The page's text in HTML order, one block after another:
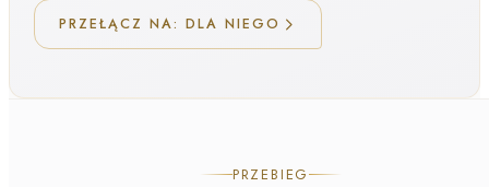
PRZEŁĄCZ NA: DLA NIEGO
PRZEBIEG